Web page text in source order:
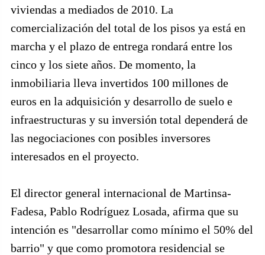
viviendas a mediados de 2010. La
comercialización del total de los pisos ya está en
marcha y el plazo de entrega rondará entre los
cinco y los siete años. De momento, la
inmobiliaria lleva invertidos 100 millones de
euros en la adquisición y desarrollo de suelo e
infraestructuras y su inversión total dependerá de
las negociaciones con posibles inversores
interesados en el proyecto.
El director general internacional de Martinsa-
Fadesa, Pablo Rodríguez Losada, afirma que su
intención es "desarrollar como mínimo el 50% del
barrio" y que como promotora residencial se